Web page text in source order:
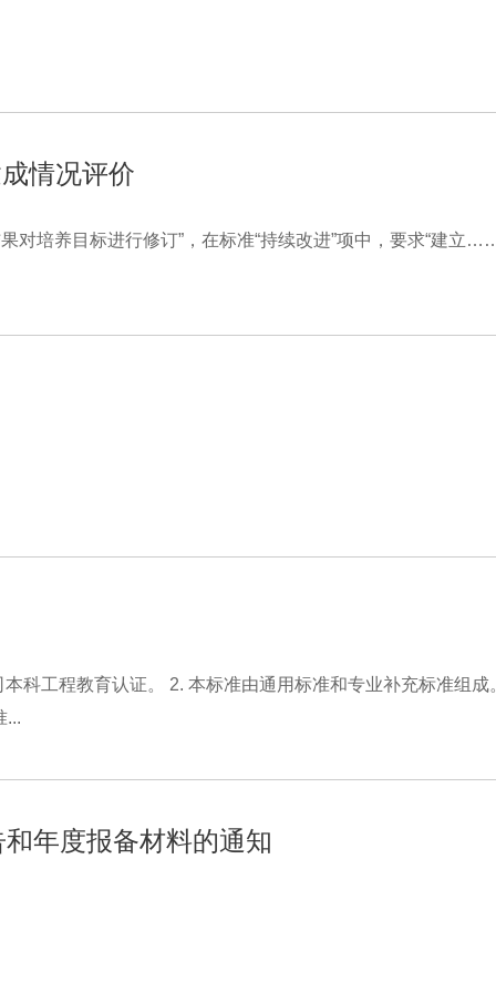
情况评价
对培养目标进行修订”，在标准“持续改进”项中，要求“建立
科工程教育认证。 2. 本标准由通用标准和专业补充标准组成
...
年度报备材料的通知